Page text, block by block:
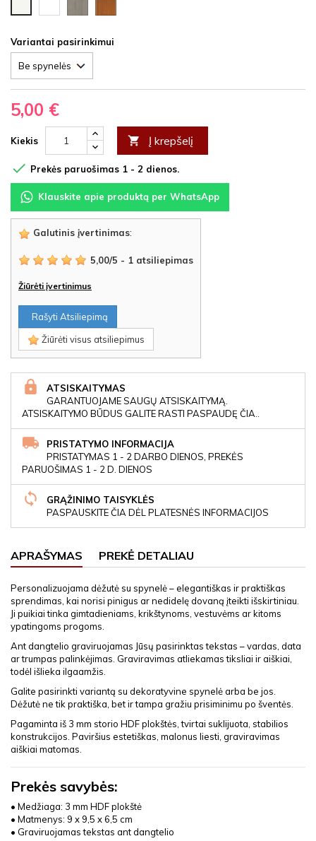
HDF
HDF
latte
HDF
Variantai pasirinkimui
5,00 €
Kiekis  Į krepšelį
 Prekės paruošimas 1 - 2 dienos.
Klauskite apie produktą per WhatsApp
Galutinis įvertinimas:
5,00/5 - 1 atsiliepimas
Žiūrėti įvertinimus
Rašyti Atsiliepimą
Žiūrėti visus atsiliepimus
ATSISKAITYMAS
GARANTUOJAME SAUGŲ ATSISKAITYMĄ.
ATSISKAITYMO BŪDUS GALITE RASTI PASPAUDĘ ČIA..
PRISTATYMO INFORMACIJA
PRISTATYMAS 1 - 2 DARBO DIENOS, PREKĖS
PARUOŠIMAS 1 - 2 D. DIENOS
GRĄŽINIMO TAISYKLĖS
PASPAUSKITE ČIA DĖL PLATESNĖS INFORMACIJOS
APRAŠYMAS PREKĖ DETALIAU
Personalizuojama dėžutė su spynelė – elegantiškas ir praktiškas
sprendimas, kai norisi pinigus ar nedidelę dovaną įteikti išskirtiniau.
Ji puikiai tinka gimtadieniams, krikštynoms, vestuvėms ar kitoms
ypatingoms progoms.
Ant dangtelio graviruojamas Jūsų pasirinktas tekstas – vardas, data
ar trumpas palinkėjimas. Graviravimas atliekamas tiksliai ir aiškiai,
todėl išlieka ilgaamžis.
Galite pasirinkti variantą su dekoratyvine spynelė arba be jos.
Dėžutė ne tik praktiška, bet ir tampa gražiu prisiminimu po šventės.
Pagaminta iš 3 mm storio HDF plokštės, tvirtai suklijuota, stabilios
konstrukcijos. Paviršius estetiškas, malonus liesti, graviravimas
aiškiai matomas.
Prekės savybės:
• Medžiaga: 3 mm HDF plokštė
• Matmenys: 9 x 9,5 x 6,5 cm
• Graviruojamas tekstas ant dangtelio